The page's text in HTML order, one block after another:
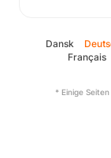
Dansk
Français
* Einige